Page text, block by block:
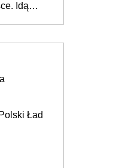
Idą
Ład